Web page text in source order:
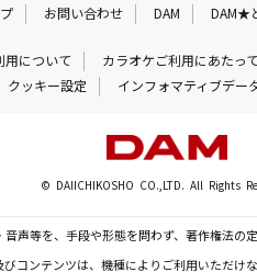
お問い合わせ DAM DAM★
用について カラオケご利用にあたっ
クッキー設定 インフォマティブデー
© DAIICHIKOSHO CO.,LTD. All Rights
声等を、手段や形態を問わず、著作権法の
びコンテンツは、機種によりご利用いただけな